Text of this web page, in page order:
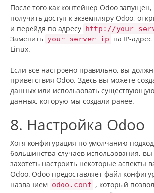
После того как контейнер Odoo
получить доступ к экземпляру Odoo,
и перейдя по адресу http://
Заменить your_server_ip на IP-
Linux.
Если все настроено правильно, вы
приветствия Odoo. Здесь вы можете
данных или использовать существующую
данных, которую мы создали ранее.
8. Настройка Odoo
Хотя конфигурация по умолчанию
большинства случаев использования,
захотеть настроить некоторые аспекты
Odoo. Odoo предоставляет файл
названием odoo.conf , который